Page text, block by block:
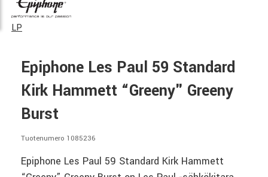
LP
Epiphone Les Paul 59 Standard
Kirk Hammett “Greeny" Greeny
Burst
Tuotenumero 1085236
Epiphone Les Paul 59 Standard Kirk Hammett